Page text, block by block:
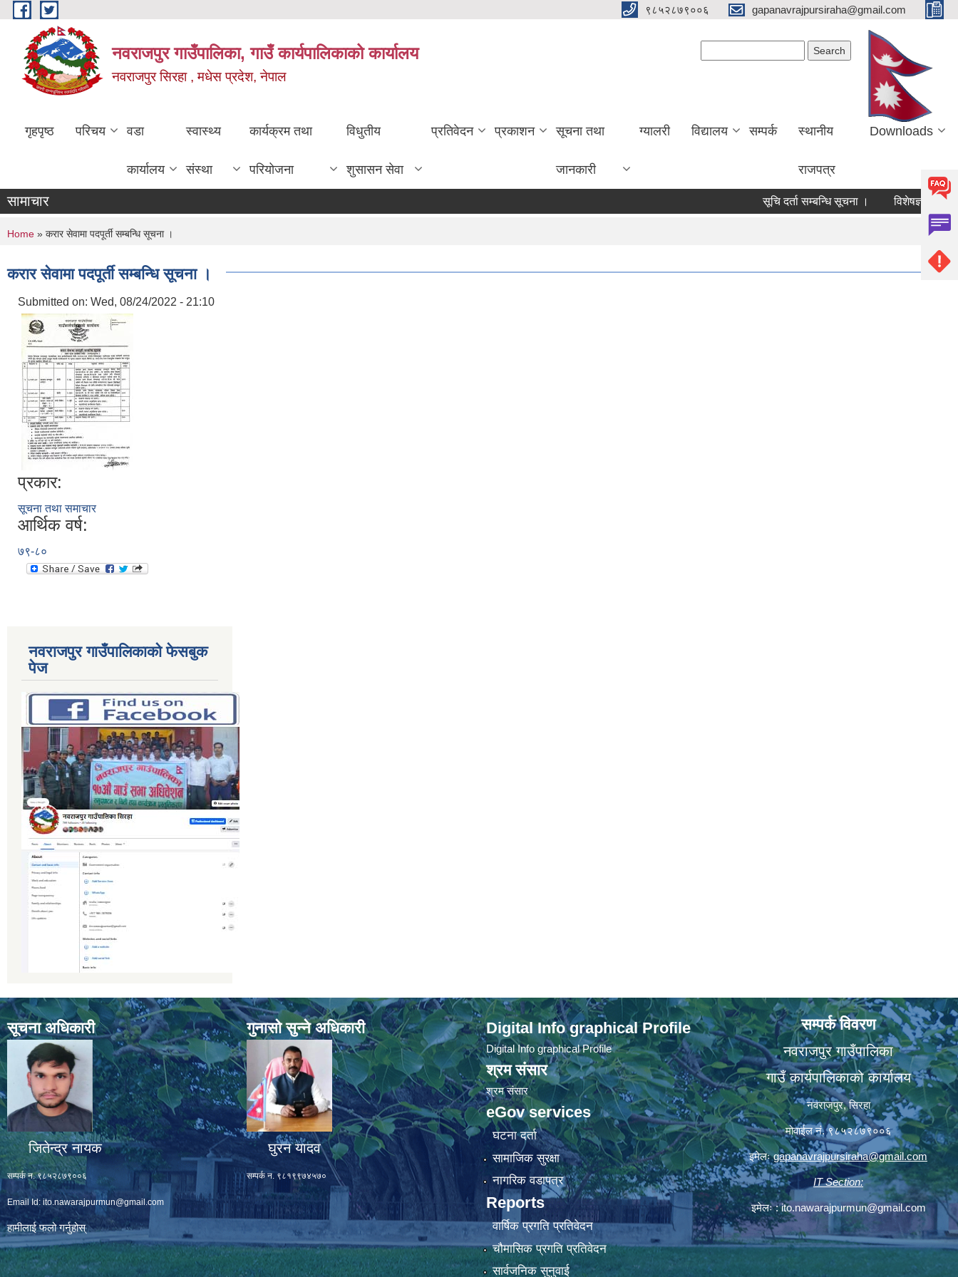
Skip to main content ९८५२८७९००६ gapanavrajpursiraha@gmail.com
नवराजपुर गाउँपालिका, गाउँ कार्यपालिकाको कार्यालय
नवराजपुर सिरहा , मधेस प्रदेश, नेपाल
गृहपृष्ठ परिचय वडा
कार्यालय
स्वास्थ्य
संस्था
कार्यक्रम तथा
परियोजना
विधुतीय
शुसासन सेवा
प्रतिवेदन प्रकाशन सूचना तथा
जानकारी
ग्यालरी विद्यालय सम्पर्क स्थानीय
राजपत्र
Downloads
सामाचार सूचि दर्ता सम्बन्धि सूचना । विशेषज्ञ/ विषय
You are here
Home » करार सेवामा पदपूर्ती सम्बन्धि सूचना ।
करार सेवामा पदपूर्ती सम्बन्धि सूचना ।
Submitted on: Wed, 08/24/2022 - 21:10
प्रकार:
सूचना तथा समाचार
आर्थिक वर्ष:
७९-८०
नवराजपुर गाउँपालिकाको फेसबुक
पेज
सूचना अधिकारी
जितेन्द्र नायक
सम्पर्क न. ९८५२८७९००६
Email Id: ito.nawarajpurmun@gmail.com
हामीलाई फलो गर्नुहोस्
गुनासो सुन्ने अधिकारी
घुरन यादव
सम्पर्क न. ९८१९९७४५७०
Digital Info graphical Profile
Digital Info graphical Profile
श्रम संसार
श्रम संसार
eGov services
घटना दर्ता
सामाजिक सुरक्षा
नागरिक वडापत्र
Reports
वार्षिक प्रगति प्रतिवेदन
चौमासिक प्रगति प्रतिवेदन
सार्वजनिक सुनुवाई
सम्पर्क विवरण
नवराजपुर गाउँपालिका
गाउँ कार्यपालिकाको कार्यालय
नवराजपुर, सिरहा
मोवाईल नं. ९८५२८७९००६
इमेलःgapanavrajpursiraha@gmail.com
IT Section:
इमेलः :ito.nawarajpurmun@gmail.com